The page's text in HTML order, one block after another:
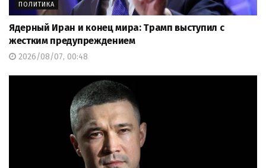
ПОЛИТИКА
Ядерный Иран и конец мира: Трамп выступил с
жестким предупреждением
2026/08/07, 00:48